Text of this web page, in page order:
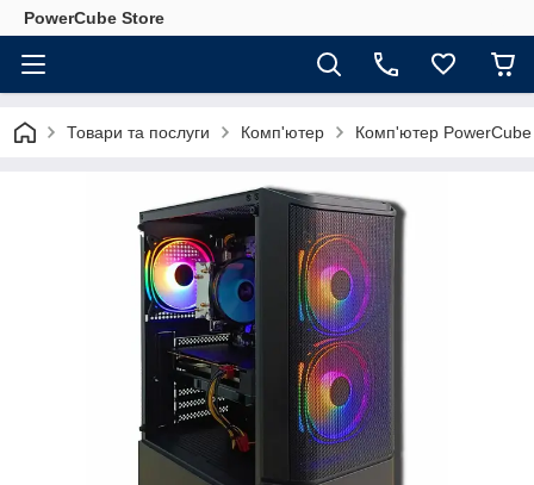
PowerCube Store
Товари та послуги Комп'ютер Комп'ютер